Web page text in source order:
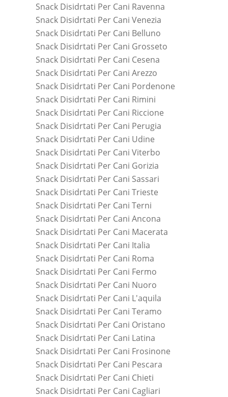
Snack Disidrtati Per Cani Ravenna
Snack Disidrtati Per Cani Venezia
Snack Disidrtati Per Cani Belluno
Snack Disidrtati Per Cani Grosseto
Snack Disidrtati Per Cani Cesena
Snack Disidrtati Per Cani Arezzo
Snack Disidrtati Per Cani Pordenone
Snack Disidrtati Per Cani Rimini
Snack Disidrtati Per Cani Riccione
Snack Disidrtati Per Cani Perugia
Snack Disidrtati Per Cani Udine
Snack Disidrtati Per Cani Viterbo
Snack Disidrtati Per Cani Gorizia
Snack Disidrtati Per Cani Sassari
Snack Disidrtati Per Cani Trieste
Snack Disidrtati Per Cani Terni
Snack Disidrtati Per Cani Ancona
Snack Disidrtati Per Cani Macerata
Snack Disidrtati Per Cani Italia
Snack Disidrtati Per Cani Roma
Snack Disidrtati Per Cani Fermo
Snack Disidrtati Per Cani Nuoro
Snack Disidrtati Per Cani L'aquila
Snack Disidrtati Per Cani Teramo
Snack Disidrtati Per Cani Oristano
Snack Disidrtati Per Cani Latina
Snack Disidrtati Per Cani Frosinone
Snack Disidrtati Per Cani Pescara
Snack Disidrtati Per Cani Chieti
Snack Disidrtati Per Cani Cagliari